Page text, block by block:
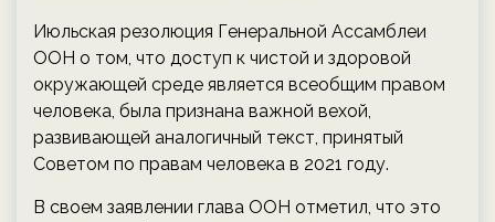
Июльская резолюция Генеральной Ассамблеи
ООН о том, что доступ к чистой и здоровой
окружающей среде является всеобщим правом
человека, была признана важной вехой,
развивающей аналогичный текст, принятый
Советом по правам человека в 2021 году.
В своем заявлении глава ООН отметил, что это